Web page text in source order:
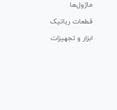
ماژول‌ها
قطعات رباتیک
ابزار و تجهیزات